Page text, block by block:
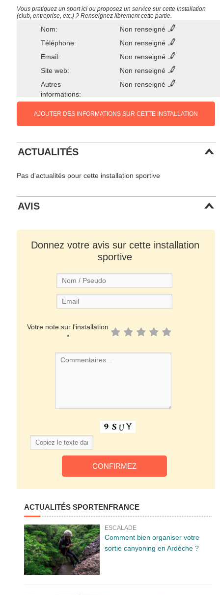
Vous pratiquez un sport ici ou proposez un service sur cette installation
(club, entreprise, etc.) ? Renseignez librement cette partie.
Nom:
Non renseigné
Téléphone:
Non renseigné
Email:
Non renseigné
Site web:
Non renseigné
Autres
informations:
Non renseigné
AJOUTER DES INFORMATIONS SUR CETTE INSTALLATION
ACTUALITÉS
Pas d'actualités pour cette installation sportive
AVIS
Donnez votre avis sur cette installation
sportive
Votre note sur l'installation
*
ACTUALITÉS SPORTENFRANCE
ESCALADE
Comment bien organiser votre
sortie canyoning en Ardèche ?